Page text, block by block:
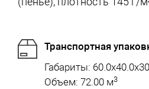
Транспортная
Габариты:
Объем: 72.00 м3